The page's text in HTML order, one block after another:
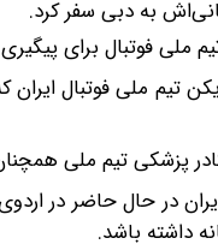
به دبی سفر کرد.
ملی فوتبال برای
تیم ملی فوتبال
پزشکی تیم ملی
داشته باشد.